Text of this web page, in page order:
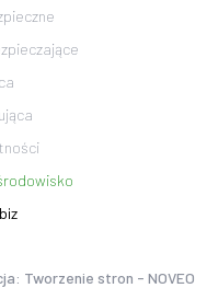
Tworzenie stron - NOVEO